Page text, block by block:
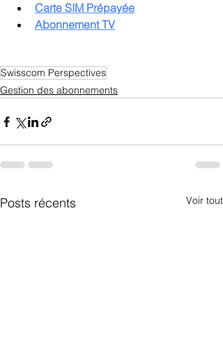
Carte SIM Prépayée
Abonnement TV
Swisscom Perspectives
Gestion des abonnements
Posts récents Voir tout